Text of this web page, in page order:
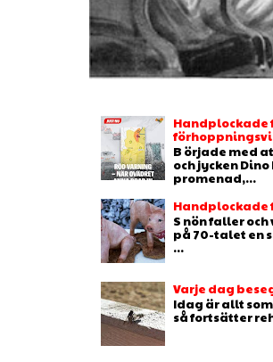
Handplockade
B örjade med
och jycken
promenad,...
S nön faller
på 70-talet en
...
Varje dag
Idag är allt
så fortsätter